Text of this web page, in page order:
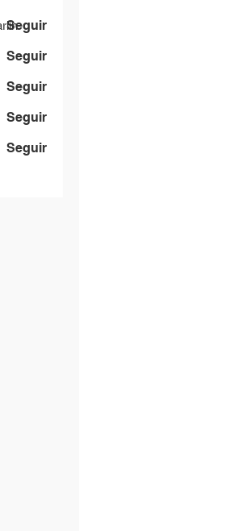
Seguir
Seguir
Seguir
Seguir
Seguir